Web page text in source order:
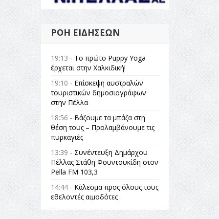
ΡΟΉ ΕΙΔΉΣΕΩΝ
19:13 - Το πρώτο Puppy Yoga
έρχεται στην Χαλκιδική!
19:10 - Επίσκεψη αυστραλών
τουριστικών δημοσιογράφων
στην Πέλλα
18:56 - Βάζουμε τα μπάζα στη
θέση τους – Προλαμβάνουμε τις
πυρκαγιές
13:39 - Συνέντευξη Δημάρχου
Πέλλας Στάθη Φουντουκίδη στον
Pella FM 103,3
14:44 - Κάλεσμα προς όλους τους
εθελοντές αιμοδότες
14:23 -Όλη η Ελλάδα ένας